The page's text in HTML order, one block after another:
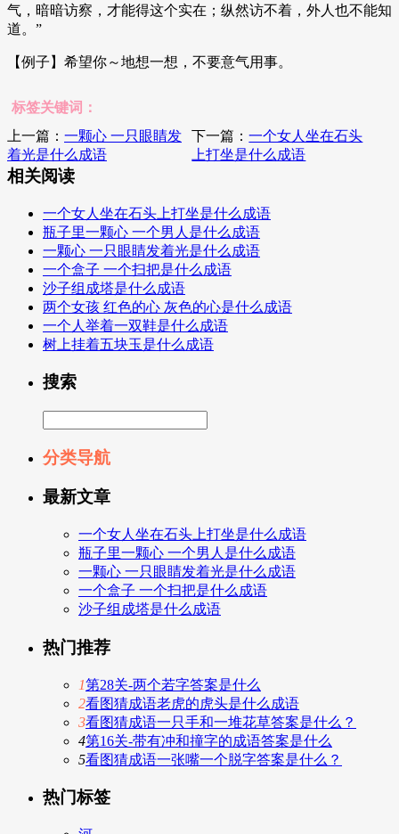
气，暗暗访察，才能得这个实在；纵然访不着，外人也不能知
道。”
【例子】希望你～地想一想，不要意气用事。
标签关键词：
上一篇： 一颗心 一只眼睛发
着光是什么成语
下一篇：一个女人坐在石头
上打坐是什么成语
相关阅读
一个女人坐在石头上打坐是什么成语
瓶子里一颗心 一个男人是什么成语
一颗心 一只眼睛发着光是什么成语
一个盒子 一个扫把是什么成语
沙子组成塔是什么成语
两个女孩 红色的心 灰色的心是什么成语
一个人举着一双鞋是什么成语
树上挂着五块玉是什么成语
搜索
分类导航
最新文章
一个女人坐在石头上打坐是什么成语
瓶子里一颗心 一个男人是什么成语
一颗心 一只眼睛发着光是什么成语
一个盒子 一个扫把是什么成语
沙子组成塔是什么成语
热门推荐
1第28关-两个若字答案是什么
2看图猜成语老虎的虎头是什么成语
3看图猜成语一只手和一堆花草答案是什么？
4第16关-带有冲和撞字的成语答案是什么
5看图猜成语一张嘴一个脱字答案是什么？
热门标签